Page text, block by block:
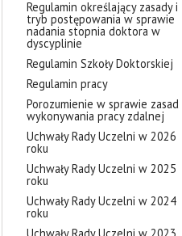
Regulamin określający zasady i
tryb postępowania w sprawie
nadania stopnia doktora w
dyscyplinie
Regulamin Szkoły Doktorskiej
Regulamin pracy
Porozumienie w sprawie zasad
wykonywania pracy zdalnej
Uchwały Rady Uczelni w 2026
roku
Uchwały Rady Uczelni w 2025
roku
Uchwały Rady Uczelni w 2024
roku